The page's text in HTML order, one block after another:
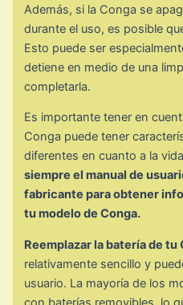
Además, si la Conga se
durante el uso, es posible
Esto puede ser
detiene en medio de una
completarla.
Es importante tener en
Conga puede tener
diferentes en cuanto a la
siempre el manual de
fabricante para obtener
tu modelo de Conga.
Reemplazar la batería de tu
relativamente sencillo y
usuario. La mayoría de los